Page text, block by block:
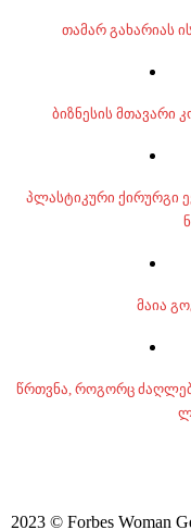
თამარ გახარიას
ბიზნესის მთავარი
პლასტიკური ქირურგი
მაია
წრთვნა, როგორც
2023 © Forbes Woman